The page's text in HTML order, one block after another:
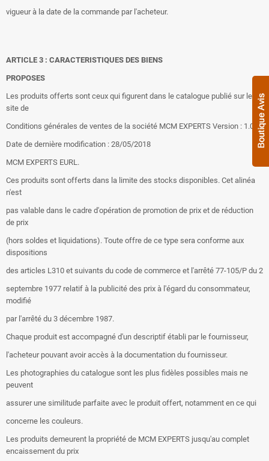
vigueur à la date de la commande par l'acheteur.
ARTICLE 3 : CARACTERISTIQUES DES BIENS
PROPOSES
Les produits offerts sont ceux qui figurent dans le catalogue publié sur le
site de
Conditions générales de ventes de la société MCM EXPERTS Version : 1.0
Date de dernière modification : 28/05/2018
MCM EXPERTS EURL.
Ces produits sont offerts dans la limite des stocks disponibles. Cet alinéa
n'est
pas valable dans le cadre d'opération de promotion de prix et de réduction
de prix
(hors soldes et liquidations). Toute offre de ce type sera conforme aux
dispositions
des articles L310 et suivants du code de commerce et l'arrêté 77-105/P du 2
septembre 1977 relatif à la publicité des prix à l'égard du consommateur,
modifié
par l'arrêté du 3 décembre 1987.
Chaque produit est accompagné d'un descriptif établi par le fournisseur,
l'acheteur pouvant avoir accès à la documentation du fournisseur.
Les photographies du catalogue sont les plus fidèles possibles mais ne
peuvent
assurer une similitude parfaite avec le produit offert, notamment en ce qui
concerne les couleurs.
Les produits demeurent la propriété de MCM EXPERTS jusqu'au complet
encaissement du prix